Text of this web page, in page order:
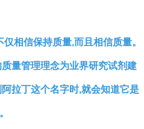
相信保持质量,而且相信质量。
量管理理念为业界研究试剂建
拉丁这个名字时,就会知道它是